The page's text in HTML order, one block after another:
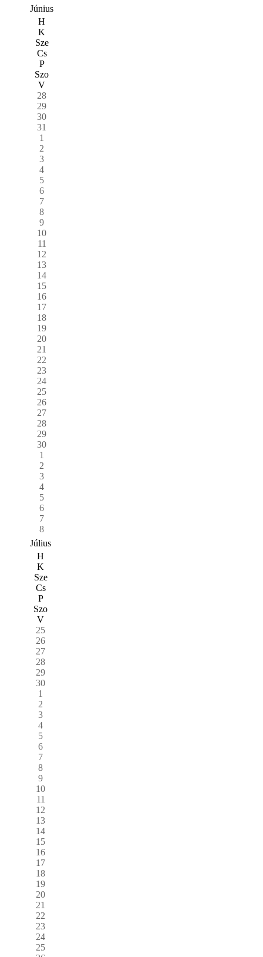
Június
H
K
Sze
Cs
P
Szo
V
28
29
30
31
1
2
3
4
5
6
7
8
9
10
11
12
13
14
15
16
17
18
19
20
21
22
23
24
25
26
27
28
29
30
1
2
3
4
5
6
7
8
Július
H
K
Sze
Cs
P
Szo
V
25
26
27
28
29
30
1
2
3
4
5
6
7
8
9
10
11
12
13
14
15
16
17
18
19
20
21
22
23
24
25